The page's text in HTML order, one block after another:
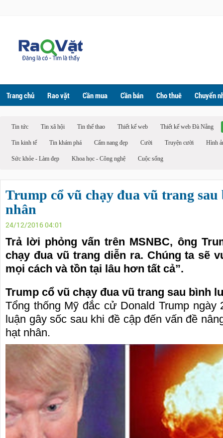
Trang chủ Rao vặt Cần mua Cần bán Cho thuê Chuyển
Tin tức Tin xã hội Tin thể thao Thiết kế web Thiết kế web Đà Nẵng
Tin kinh tế Tin khám phá Cẩm nang đẹp Cười Truyện cười Hình
Sức khỏe - Làm đẹp Khoa học - Công nghệ Cuộc sống
Trump cổ vũ chạy đua vũ trang
nhân
24/12/2016 04:01
Trả lời phỏng vấn trên MSNBC, ông
chạy đua vũ trang diễn ra. Chúng ta sẽ
mọi cách và tồn tại lâu hơn tất cả”.
Trump cổ vũ chạy đua vũ trang sau bình
Tổng thống Mỹ đắc cử Donald Trump ngày
luận gây sốc sau khi đề cập đến vấn đề
hạt nhân.